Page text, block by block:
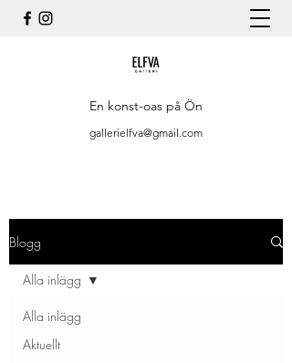
En konst-oas på Ön
gallerielfva@gmail.com
Blogg
Alla inlägg
Aktuellt
Alla inlägg